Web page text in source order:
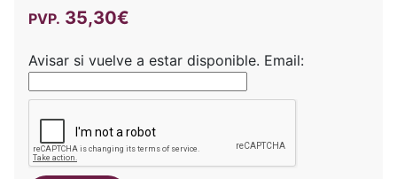
PVP. 35,30€
Avisar si vuelve a estar disponible. Email: